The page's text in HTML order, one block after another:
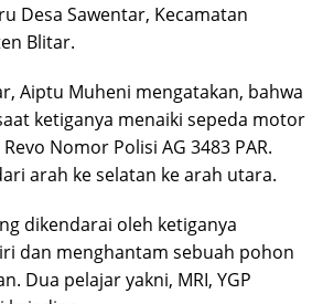
Desa Sawentar, Kecamatan
Blitar.
Aiptu Muheni mengatakan, bahwa
ketiganya menaiki sepeda motor
Nomor Polisi AG 3483 PAR.
arah ke selatan ke arah utara.
dikendarai oleh ketiganya
dan menghantam sebuah pohon
Dua pelajar yakni, MRI, YGP